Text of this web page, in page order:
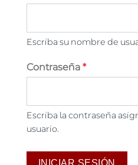
Escriba su nombre de
Contraseña*
Escriba la contraseña
usuario.